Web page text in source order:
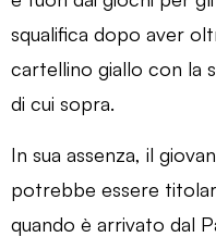
squalifica dopo aver
cartellino giallo con la
di cui sopra.
In sua assenza, il
potrebbe essere
quando è arrivato dal